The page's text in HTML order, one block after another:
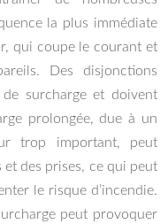
la plus immédiate
qui coupe le courant et
Des disjonctions
surcharge et doivent
prolongée, due à un
trop important, peut
des prises, ce qui peut
le risque d’incendie.
peut provoquer